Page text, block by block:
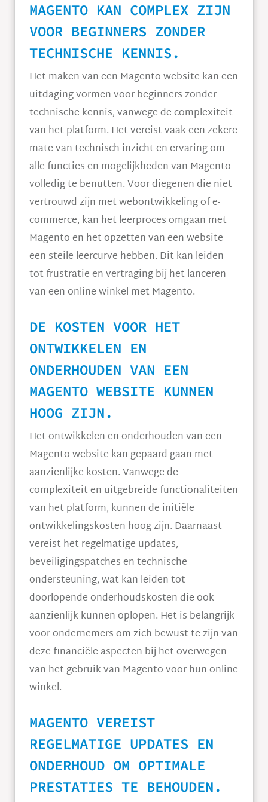
MAGENTO KAN COMPLEX ZIJN
VOOR BEGINNERS ZONDER
TECHNISCHE KENNIS.
Het maken van een Magento website kan een
uitdaging vormen voor beginners zonder
technische kennis, vanwege de complexiteit
van het platform. Het vereist vaak een zekere
mate van technisch inzicht en ervaring om
alle functies en mogelijkheden van Magento
volledig te benutten. Voor diegenen die niet
vertrouwd zijn met webontwikkeling of e-
commerce, kan het leerproces omgaan met
Magento en het opzetten van een website
een steile leercurve hebben. Dit kan leiden
tot frustratie en vertraging bij het lanceren
van een online winkel met Magento.
DE KOSTEN VOOR HET
ONTWIKKELEN EN
ONDERHOUDEN VAN EEN
MAGENTO WEBSITE KUNNEN
HOOG ZIJN.
Het ontwikkelen en onderhouden van een
Magento website kan gepaard gaan met
aanzienlijke kosten. Vanwege de
complexiteit en uitgebreide functionaliteiten
van het platform, kunnen de initiële
ontwikkelingskosten hoog zijn. Daarnaast
vereist het regelmatige updates,
beveiligingspatches en technische
ondersteuning, wat kan leiden tot
doorlopende onderhoudskosten die ook
aanzienlijk kunnen oplopen. Het is belangrijk
voor ondernemers om zich bewust te zijn van
deze financiële aspecten bij het overwegen
van het gebruik van Magento voor hun online
winkel.
MAGENTO VEREIST
REGELMATIGE UPDATES EN
ONDERHOUD OM OPTIMALE
PRESTATIES TE BEHOUDEN.